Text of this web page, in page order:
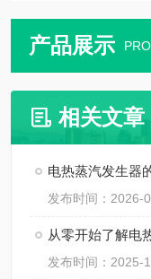
产品展示
相关文章
电热蒸汽发生器
发布时间：2026-
从零开始了解电
发布时间：2025-